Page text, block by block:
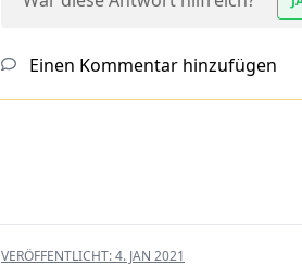
Einen Kommentar hinzufügen
VERÖFFENTLICHT:4. JAN 2021